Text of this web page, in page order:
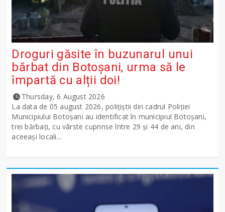
Droguri găsite în buzunarul unui
bărbat din Botoșani, urma să le
împartă cu alții doi!
Thursday, 6 August 2026
La data de 05 august 2026, polițiștii din cadrul Poliției
Municipiului Botoșani au identificat în municipiul Botoșani,
trei bărbați, cu vârste cuprinse între 29 și 44 de ani, din
aceeași locali...